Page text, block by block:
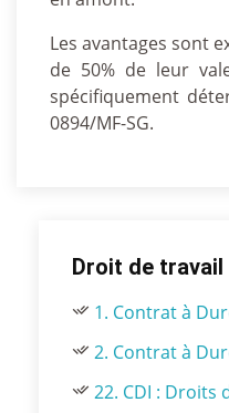
Les avantages sont
de 50% de leur
spécifiquement
0894/MF-SG.
Droit de travail
1. Contrat à
2. Contrat à
22. CDI : Droits